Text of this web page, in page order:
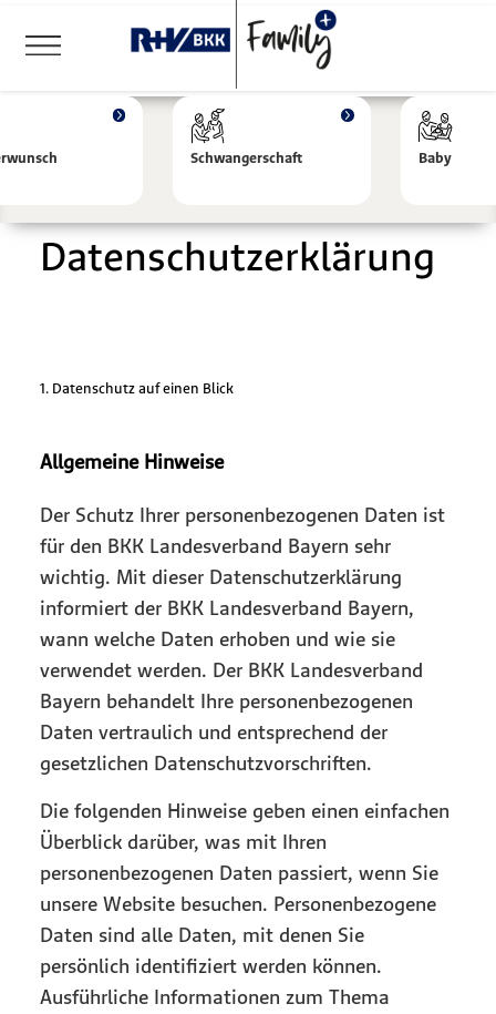
Schwangerschaft Baby
Datenschutzerklärung
1. Datenschutz auf einen Blick
Allgemeine Hinweise
Der Schutz Ihrer personenbezogenen Daten ist
für den BKK Landesverband Bayern sehr
wichtig. Mit dieser Datenschutzerklärung
informiert der BKK Landesverband Bayern,
wann welche Daten erhoben und wie sie
verwendet werden. Der BKK Landesverband
Bayern behandelt Ihre personenbezogenen
Daten vertraulich und entsprechend der
gesetzlichen Datenschutzvorschriften.
Die folgenden Hinweise geben einen einfachen
Überblick darüber, was mit Ihren
personenbezogenen Daten passiert, wenn Sie
unsere Website besuchen. Personenbezogene
Daten sind alle Daten, mit denen Sie
persönlich identifiziert werden können.
Ausführliche Informationen zum Thema